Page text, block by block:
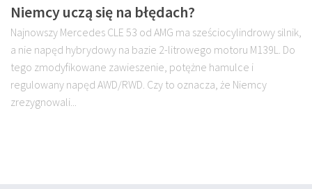
Niemcy uczą się na błędach?
Najnowszy Mercedes CLE 53 od AMG ma sześciocylindrowy silnik,
a nie napęd hybrydowy na bazie 2-litrowego motoru M139L. Do
tego zmodyfikowane zawieszenie, potężne hamulce i
regulowany napęd AWD/RWD. Czy to oznacza, że Niemcy
zrezygnowali...